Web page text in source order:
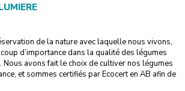
de la nature avec laquelle nous vivons,
d’importance dans la qualité des légumes
avons fait le choix de cultiver nos légumes
et sommes certifiés par Ecocert en AB afin de